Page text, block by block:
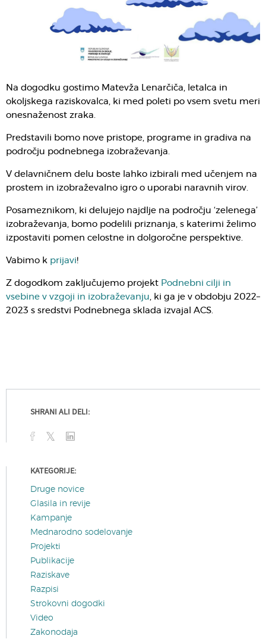
Na dogodku gostimo Matevža Lenarčiča, letalca in
okoljskega raziskovalca, ki med poleti po vsem svetu meri
onesnaženost zraka.
Predstavili bomo nove pristope, programe in gradiva na
področju podnebnega izobraževanja.
V delavničnem delu boste lahko izbirali med učenjem na
prostem in izobraževalno igro o uporabi naravnih virov.
Posameznikom, ki delujejo najdlje na področju ‘zelenega’
izobraževanja, bomo podelili priznanja, s katerimi želimo
izpostaviti pomen celostne in dolgoročne perspektive.
Vabimo k prijavi!
Z dogodkom zaključujemo projekt Podnebni cilji in
vsebine v vzgoji in izobraževanju , ki ga je v obdobju 2022–
2023 s sredstvi Podnebnega sklada izvajal ACS.
SHRANI ALI DELI:
KATEGORIJE:
Druge novice
Glasila in revije
Kampanje
Mednarodno sodelovanje
Projekti
Publikacije
Raziskave
Razpisi
Strokovni dogodki
Video
Zakonodaja